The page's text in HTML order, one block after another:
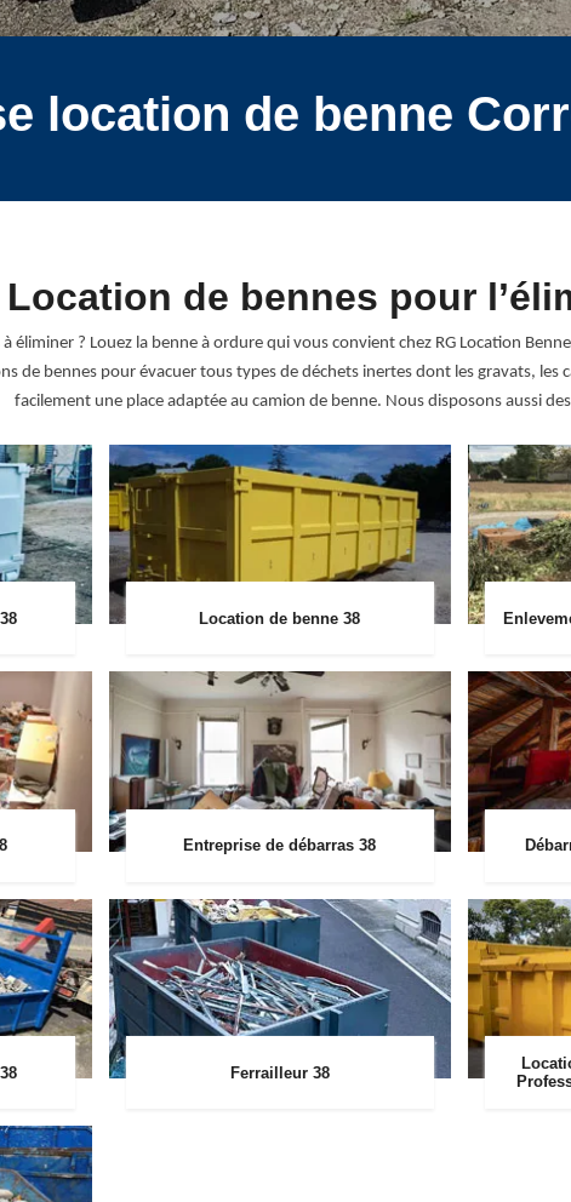
location de benne
Location de bennes pour
à éliminer ? Louez la benne à ordure qui vous convient chez RG Location
de bennes pour évacuer tous types de déchets inertes dont les gravats,
facilement une place adaptée au camion de benne. Nous disposons aussi
Location de benne 38
Entreprise de débarras 38
Ferrailleur 38